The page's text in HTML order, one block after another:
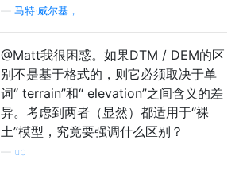
马特·威尔基，
@Matt我很困惑。如果DTM / DEM的区
别不是基于格式的，则它必须取决于单
词“ terrain”和“ elevation”之间含义的差
异。考虑到两者（显然）都适用于“裸
土”模型，究竟要强调什么区别？
ub